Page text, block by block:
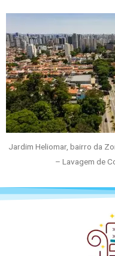
Jardim Heliomar, bairro da
– Lavagem de